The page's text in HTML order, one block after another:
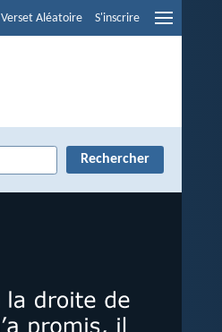
Verset Aléatoire S'inscrire